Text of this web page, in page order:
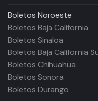
Boletos Noroeste
Boletos Baja California
Boletos Sinaloa
Boletos Baja California
Boletos Chihuahua
Boletos Sonora
Boletos Durango